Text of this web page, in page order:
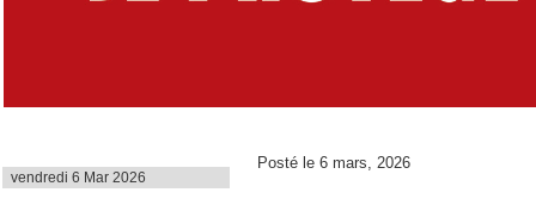
vendredi 6 Mar 2026
Posté le 6 mars, 2026